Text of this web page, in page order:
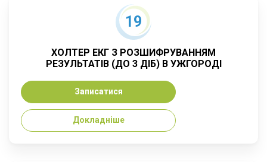
19
ХОЛТЕР ЕКГ З РОЗШИФРУВАННЯМ
РЕЗУЛЬТАТІВ (ДО 3 ДІБ) В УЖГОРОДІ
Записатися
Докладніше